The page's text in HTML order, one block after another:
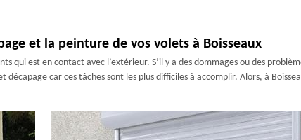
et la peinture de vos volets à Boisseaux
qui est en contact avec l’extérieur. S’il y a des dommages ou des
car ces tâches sont les plus difficiles à accomplir. Alors, à